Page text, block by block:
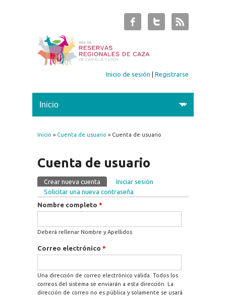
Inicio de sesión |Registrarse
Se encuentra usted aquí
Inicio » Cuenta de usuario » Cuenta de usuario
Cuenta de usuario
Solapas principales
Crear nueva cuenta (solapa activa)
Iniciar sesión
Solicitar una nueva contraseña
Nombre completo *
Deberá rellenar Nombre y Apellidos
Correo electrónico *
Una dirección de correo electrónico válida. Todos los
correos del sistema se enviarán a esta dirección. La
dirección de correo no es pública y solamente se usará